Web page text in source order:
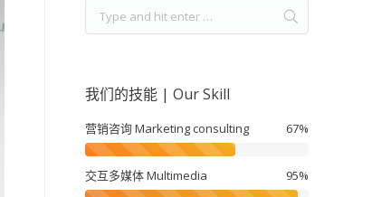
我们的技能 | Our Skill
营销咨询 Marketing consulting 67%
交互多媒体 Multimedia 95%